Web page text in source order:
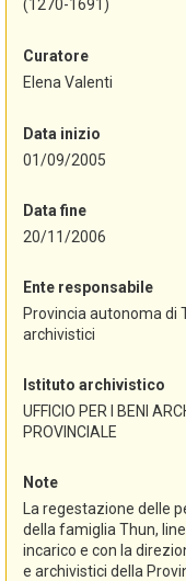
(1270-1691)
Curatore
Elena Valenti
Data inizio
01/09/2005
Data fine
20/11/2006
Ente responsabile
Provincia autonoma di
archivistici
Istituto archivistico
UFFICIO PER I BENI
PROVINCIALE
Note
La regestazione delle
della famiglia Thun,
incarico e con la
e archivistici della